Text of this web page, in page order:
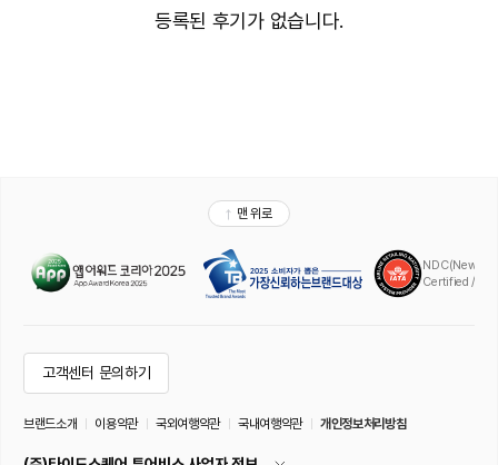
등록된 후기가 없습니다.